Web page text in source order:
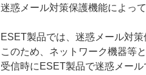
迷惑メール対策保護機能によっ
ESET製品では、迷惑メール対
このため、ネットワーク機器等
受信時にESET製品で迷惑メー